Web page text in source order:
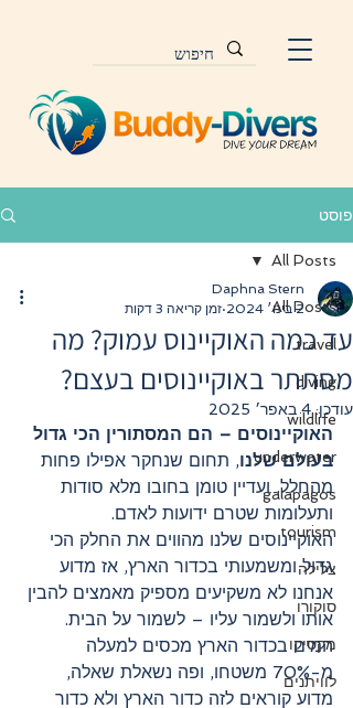
פוסט
All Posts
travel
diving
wildlife
underwater
galapagos
tourism
צלילה
סוקורו
מקסיקו
לוויתנים
All Posts
עד כמה האוקיינוס עמוק? מה
מסתתר באוקיינוסים בעצם?
Daphna Stern
2 בינו׳ 2024
זמן קריאה 3 דקות
עודכן:4 באפר׳ 2025
האוקיינוסים – הם המסתורין הכי גדול
בעולם שלנו, תחום שנחקר אפילו פחות
מהחלל. ועדיין טומן בחובו מלא סודות
ותעלומות שטרם ידועות לאדם.
האוקיינוסים שלנו מהווים את החלק הכי
גדול ומשמעותי בכדור הארץ, אז מדוע
אנחנו לא משקיעים מספיק מאמצים להבין
אותו ולשמור עליו – לשמור על הבית.
המים בכדור הארץ מכסים למעלה
מ-70% משטחו, ופה נשאלת שאלה,
מדוע קוראים לזה כדור הארץ ולא כדור